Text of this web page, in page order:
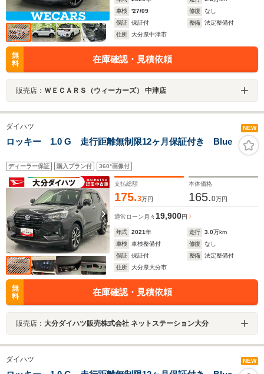
車検
'27/09 修復
なし
保証
保証付 整備
法定整備付
住所
大分県中津市
無
料
在庫確認・見積依頼
販売店： ＷＥＣＡＲＳ（ウィーカーズ） 中津店
ダイハツ NEW
ロッキー 1.0 G 走行距離無制限12ヶ月保証付き Blue
ディーラー保証 購入プラン付 360°画像付
支払総額
175.3万円
本体価格
165.0万円
通常ローン 月々 19,900円
年式 2021年 走行 3.0万km
車検
車検整備付 修復
なし
保証
保証付 整備
法定整備付
住所
大分県大分市
無
料
在庫確認・見積依頼
販売店： 大分ダイハツ販売株式会社 ネットステーション大分
ダイハツ NEW